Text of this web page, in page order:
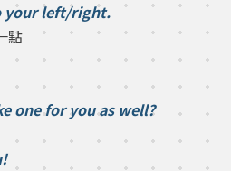
your left/right.
點
one for you as well?